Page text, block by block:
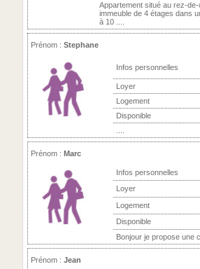
Appartement situé au rez-
immeuble de 4 étages dans
à 10 ....
Prénom : Stephane
Infos personnelles
Loyer
Logement
Disponible
Prénom : Marc
Infos personnelles
Loyer
Logement
Disponible
Bonjour je propose une
Prénom : Jean